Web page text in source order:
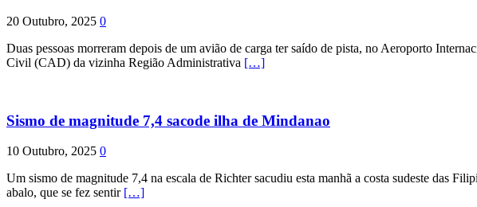
20 Outubro, 2025 0
Duas pessoas morreram depois de um avião de carga ter saído de pista, no Aeroporto
Civil (CAD) da vizinha Região Administrativa […]
Sismo de magnitude 7,4 sacode ilha de Mindanao
10 Outubro, 2025 0
Um sismo de magnitude 7,4 na escala de Richter sacudiu esta manhã a costa sudeste das
abalo, que se fez sentir […]